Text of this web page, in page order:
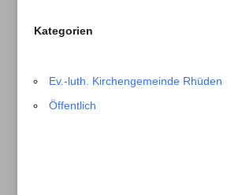
Kategorien
Ev.-luth. Kirchengemeinde Rhüden
Öffentlich